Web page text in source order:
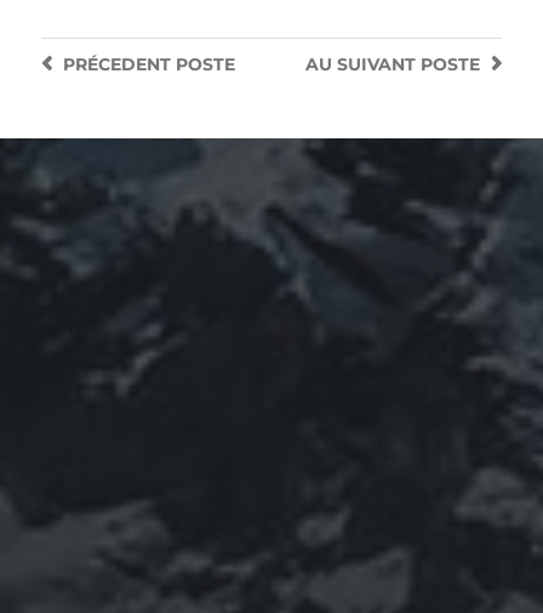
AU SUIVANT POSTE
PRÉCEDENTPOSTE
30 MAI 2023
CHAMPAGNE DRAPPIER :
LES ESSENTIELS À SAVOIR